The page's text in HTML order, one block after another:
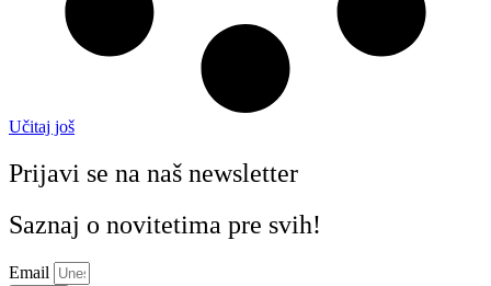
Učitaj još
Prijavi se na naš newsletter
Saznaj o novitetima pre svih!
Email